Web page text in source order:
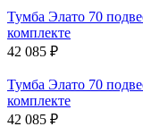
Тумба Элато 70
комплекте
42 085 ₽
Тумба Элато 70
комплекте
42 085 ₽